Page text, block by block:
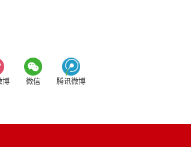
博 微信 腾讯微博